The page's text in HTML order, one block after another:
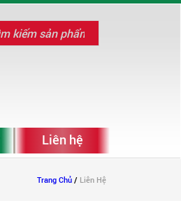
Liên hệ
Trang Chủ / Liên Hệ